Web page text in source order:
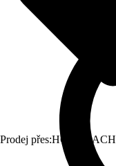
Prodej přes:HORNBACH